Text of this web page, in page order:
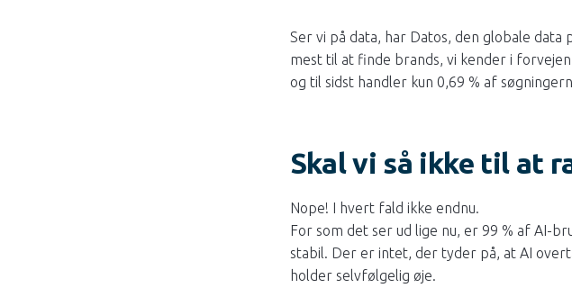
Ser vi på data, har Datos, den globale
mest til at finde brands, vi kender i
og til sidst handler kun 0,69 % af
Skal vi så ikke til at
Nope! I hvert fald ikke endnu.
For som det ser ud lige nu, er 99 % af AI-
stabil. Der er intet, der tyder på, at AI
holder selvfølgelig øje.